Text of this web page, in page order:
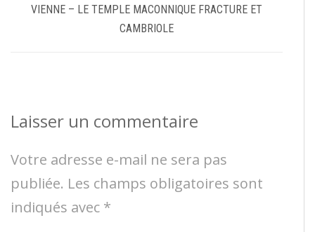
VIENNE – LE TEMPLE MACONNIQUE FRACTURE ET
CAMBRIOLE
Laisser un commentaire
Votre adresse e-mail ne sera pas
publiée. Les champs obligatoires sont
indiqués avec *